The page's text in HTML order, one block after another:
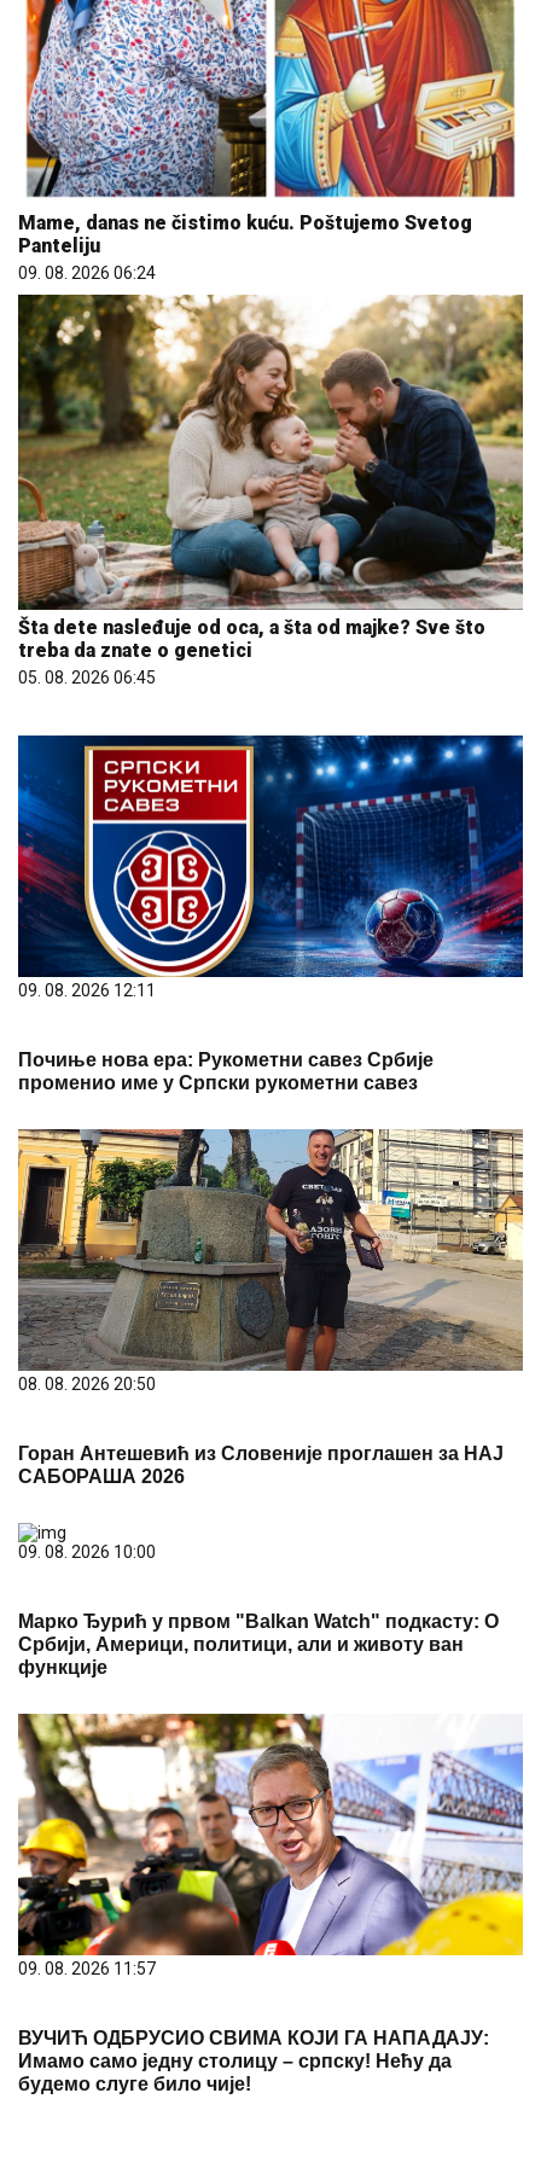
Mame, danas ne čistimo kuću. Poštujemo Svetog
Panteliju
09. 08. 2026 06:24
Šta dete nasleđuje od oca, a šta od majke? Sve što
treba da znate o genetici
05. 08. 2026 06:45
09. 08. 2026 12:11
Почиње нова ера: Рукометни савез Србије
променио име у Српски рукометни савез
08. 08. 2026 20:50
Горан Антешевић из Словеније проглашен за НАЈ
САБОРАША 2026
09. 08. 2026 10:00
Марко Ђурић у првом "Balkan Watch" подкасту: О
Србији, Америци, политици, али и животу ван
функције
09. 08. 2026 11:57
ВУЧИЋ ОДБРУСИО СВИМА КОЈИ ГА НАПАДАЈУ:
Имамо само једну столицу – српску! Нећу да
будемо слуге било чије!